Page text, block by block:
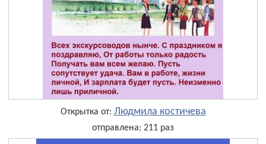
Открытка от: Людмила костичева
отправлена: 211 раз